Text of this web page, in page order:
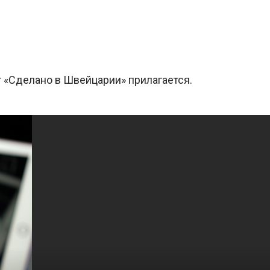
«Сделано в Швейцарии» прилагается.